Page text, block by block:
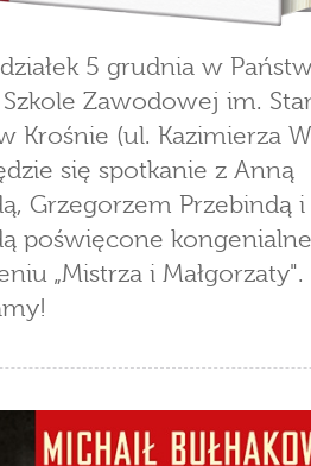
5 grudnia w
Zawodowej im.
Krośnie (ul. Kazimierza
się spotkanie z Anną
Grzegorzem Przebindą
poświęcone
„Mistrza i Małgorzaty".